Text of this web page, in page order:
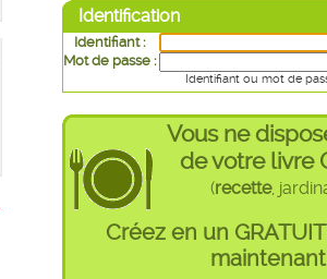
Identification
Identifiant :
Mot de passe :
Identifiant ou mot de
Vous ne
de votre livre
(recette,
Créez en un